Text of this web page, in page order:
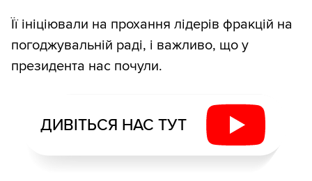
Її ініціювали на прохання лідерів фракцій на
погоджувальній раді, і важливо, що у
президента нас почули.
ДИВІТЬСЯ НАС ТУТ